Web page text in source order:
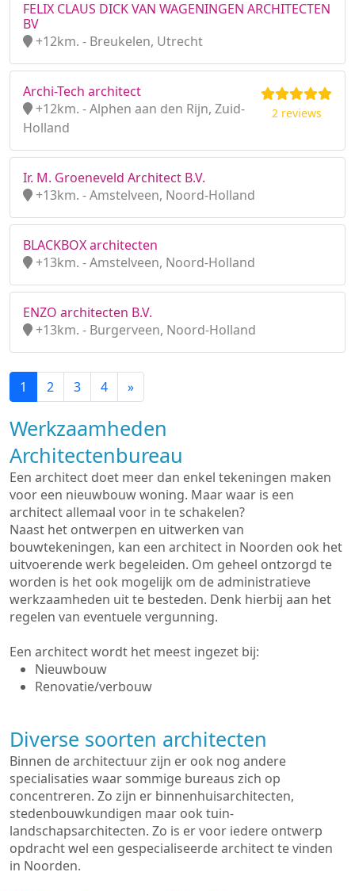
FELIX CLAUS DICK VAN WAGENINGEN ARCHITECTEN
BV
+12km. - Breukelen, Utrecht
Archi-Tech architect
+12km. - Alphen aan den Rijn, Zuid-
Holland
2 reviews
Ir. M. Groeneveld Architect B.V.
+13km. - Amstelveen, Noord-Holland
BLACKBOX architecten
+13km. - Amstelveen, Noord-Holland
ENZO architecten B.V.
+13km. - Burgerveen, Noord-Holland
1 2 3 4 »
Werkzaamheden
Architectenbureau
Een architect doet meer dan enkel tekeningen maken
voor een nieuwbouw woning. Maar waar is een
architect allemaal voor in te schakelen?
Naast het ontwerpen en uitwerken van
bouwtekeningen, kan een architect in Noorden ook het
uitvoerende werk begeleiden. Om geheel ontzorgd te
worden is het ook mogelijk om de administratieve
werkzaamheden uit te besteden. Denk hierbij aan het
regelen van eventuele vergunning.
Een architect wordt het meest ingezet bij:
Nieuwbouw
Renovatie/verbouw
Diverse soorten architecten
Binnen de architectuur zijn er ook nog andere
specialisaties waar sommige bureaus zich op
concentreren. Zo zijn er binnenhuisarchitecten,
stedenbouwkundigen maar ook tuin-
landschapsarchitecten. Zo is er voor iedere ontwerp
opdracht wel een gespecialiseerde architect te vinden
in Noorden.